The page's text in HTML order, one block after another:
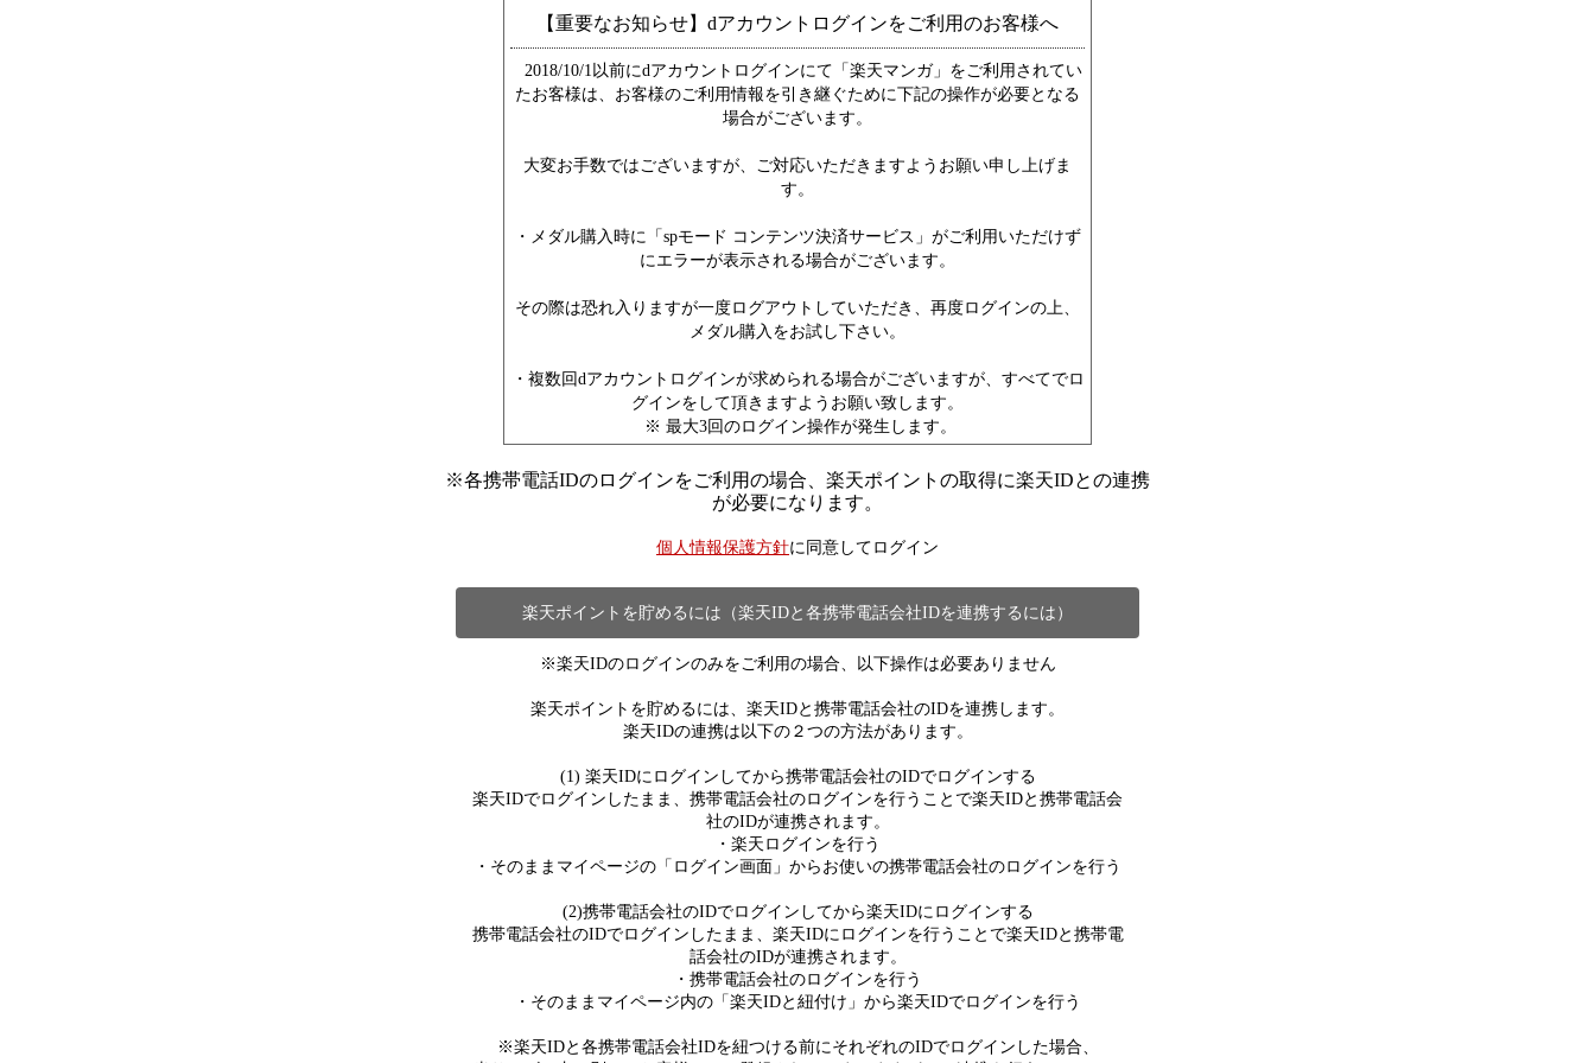
【重要なお知らせ】dアカウントログインをご利用のお客様へ
2018/10/1以前にdアカウントログインにて「楽天マンガ」をご利用されてい
たお客様は、お客様のご利用情報を引き継ぐために下記の操作が必要となる
場合がございます。
大変お手数ではございますが、ご対応いただきますようお願い申し上げま
す。
・メダル購入時に「spモード コンテンツ決済サービス」がご利用いただけず
にエラーが表示される場合がございます。
その際は恐れ入りますが一度ログアウトしていただき、再度ログインの上、
メダル購入をお試し下さい。
・複数回dアカウントログインが求められる場合がございますが、すべてでロ
グインをして頂きますようお願い致します。
※ 最大3回のログイン操作が発生します。
※各携帯電話IDのログインをご利用の場合、楽天ポイントの取得に楽天IDとの連携
が必要になります。
個人情報保護方針に同意してログイン
楽天ポイントを貯めるには（楽天IDと各携帯電話会社IDを連携するには）
※楽天IDのログインのみをご利用の場合、以下操作は必要ありません
楽天ポイントを貯めるには、楽天IDと携帯電話会社のIDを連携します。
楽天IDの連携は以下の２つの方法があります。
(1) 楽天IDにログインしてから携帯電話会社のIDでログインする
楽天IDでログインしたまま、携帯電話会社のログインを行うことで楽天IDと携帯電話会
社のIDが連携されます。
・楽天ログインを行う
・そのままマイページの「ログイン画面」からお使いの携帯電話会社のログインを行う
(2)携帯電話会社のIDでログインしてから楽天IDにログインする
携帯電話会社のIDでログインしたまま、楽天IDにログインを行うことで楽天IDと携帯電
話会社のIDが連携されます。
・携帯電話会社のログインを行う
・そのままマイページ内の「楽天IDと紐付け」から楽天IDでログインを行う
※楽天IDと各携帯電話会社IDを紐つける前にそれぞれのIDでログインした場合、